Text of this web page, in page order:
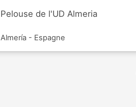
Pelouse de l'UD Almeria
Almería - Espagne